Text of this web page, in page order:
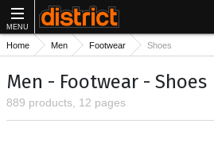
MENU
Home Men Footwear Shoes
Men - Footwear - Shoes
889 products, 12 pages